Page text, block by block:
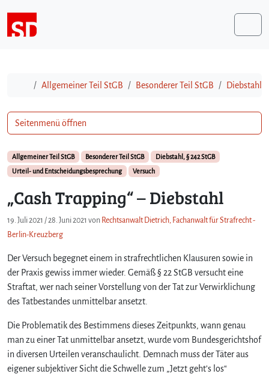
StartAllgemeiner Teil StGB Besonderer Teil StGB Diebstahl,
Allgemeiner Teil StGB Besonderer Teil StGB
Diebstahl, § 242 StGB
Urteil- und Entscheidungsbesprechung
Versuch
„Cash Trapping“ – Diebstahl
19. Juli 2021 /28. Juni 2021 von Rechtsanwalt Dietrich, Fachanwalt für Strafrecht -
Berlin-Kreuzberg
Der Versuch begegnet einem in strafrechtlichen Klausuren sowie in
der Praxis gewiss immer wieder. Gemäß § 22 StGB versucht eine
Straftat, wer nach seiner Vorstellung von der Tat zur Verwirklichung
des Tatbestandes unmittelbar ansetzt.
Die Problematik des Bestimmens dieses Zeitpunkts, wann genau
man zu einer Tat unmittelbar ansetzt, wurde vom Bundesgerichtshof
in diversen Urteilen veranschaulicht. Demnach muss der Täter aus
eigener subjektiver Sicht die Schwelle zum „Jetzt geht’s los“
Seitenmenü öffnen